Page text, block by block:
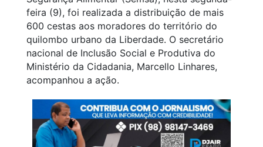
feira (9), foi realizada a distribuição de mais
600 cestas aos moradores do território do
quilombo urbano da Liberdade. O secretário
nacional de Inclusão Social e Produtiva do
Ministério da Cidadania, Marcello Linhares,
acompanhou a ação.